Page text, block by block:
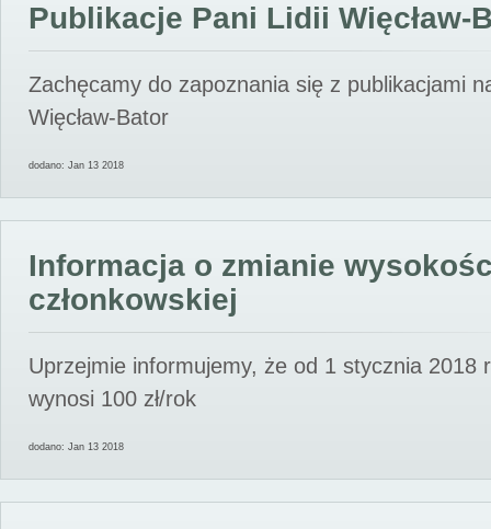
Publikacje Pani Lidii Więcław-
Zachęcamy do zapoznania się z publikacjami
Więcław-Bator
dodano: Jan 13 2018
Informacja o zmianie
członkowskiej
Uprzejmie informujemy, że od 1 stycznia 2018
wynosi 100 zł/rok
dodano: Jan 13 2018